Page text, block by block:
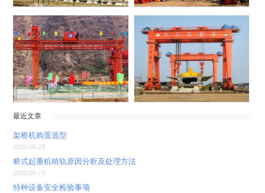
最近文章
架桥机购置选型
2020-06-28
桥式起重机啃轨原因分析及处理方法
2020-06-19
特种设备安全检验事项